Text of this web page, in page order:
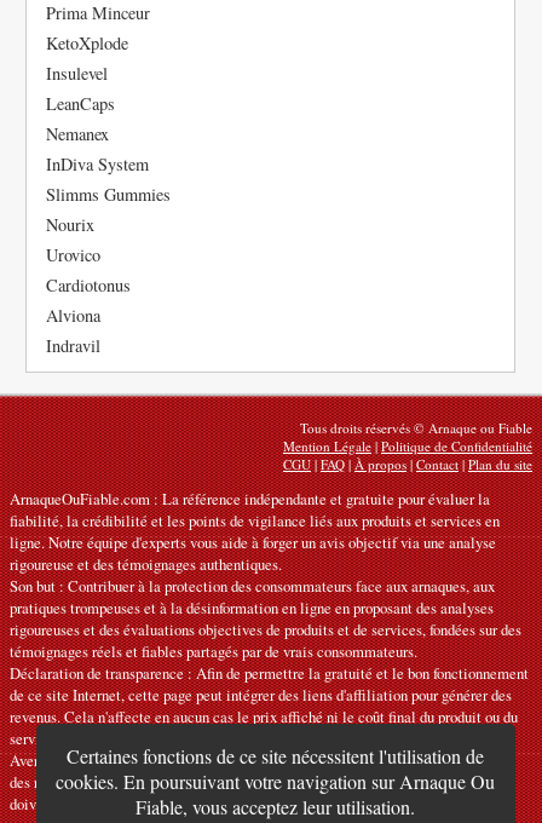
Certaines fonctions de ce site nécessitent l'utilisation de
cookies. En poursuivant votre navigation sur Arnaque Ou
Fiable, vous acceptez leur utilisation.
Prima Minceur
KetoXplode
Insulevel
LeanCaps
Nemanex
InDiva System
Slimms Gummies
Nourix
Urovico
Cardiotonus
Alviona
Indravil
Tous droits réservés © Arnaque ou Fiable
Mention Légale|Politique de Confidentialité
CGU|FAQ|À propos|Contact|Plan du site
ArnaqueOuFiable.com : La référence indépendante et gratuite pour évaluer la
fiabilité, la crédibilité et les points de vigilance liés aux produits et services en
ligne. Notre équipe d'experts vous aide à forger un avis objectif via une analyse
rigoureuse et des témoignages authentiques.
Son but : Contribuer à la protection des consommateurs face aux arnaques, aux
pratiques trompeuses et à la désinformation en ligne en proposant des analyses
rigoureuses et des évaluations objectives de produits et de services, fondées sur des
témoignages réels et fiables partagés par de vrais consommateurs.
Déclaration de transparence : Afin de permettre la gratuité et le bon fonctionnement
de ce site Internet, cette page peut intégrer des liens d'affiliation pour générer des
revenus. Cela n'affecte en aucun cas le prix affiché ni le coût final du produit ou du
service.
Avertissements : Nos articles expriment des avis personnels et ne constituent pas
des recommandations officielles. Les informations fournies sont indicatives et
doivent être confirmées auprès du fabricant, du vendeur, du prestataire ou d’une